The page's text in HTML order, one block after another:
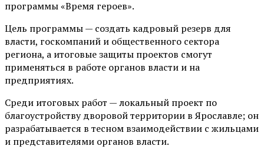
программы «Время героев».
Цель программы — создать кадровый резерв для
власти, госкомпаний и общественного сектора
региона, а итоговые защиты проектов смогут
применяться в работе органов власти и на
предприятиях.
Среди итоговых работ — локальный проект по
благоустройству дворовой территории в Ярославле; он
разрабатывается в тесном взаимодействии с жильцами
и представителями органов власти.